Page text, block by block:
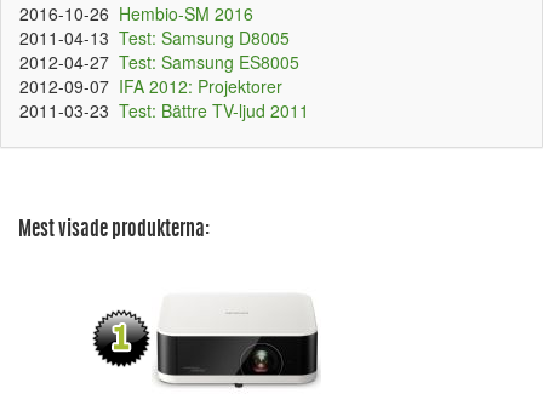
2016-10-26 Hembio-SM 2016
2011-04-13 Test: Samsung D8005
2012-04-27 Test: Samsung ES8005
2012-09-07 IFA 2012: Projektorer
2011-03-23 Test: Bättre TV-ljud 2011
Mest visade produkterna: